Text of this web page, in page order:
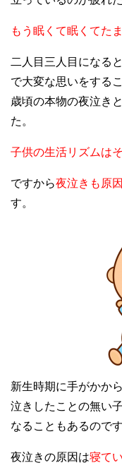
もう眠くて眠くてた
二人目三人目になる
で大変な思いをする
歳頃の本物の夜泣き
た。
子供の生活リズムは
ですから夜泣きも原
す。
新生時期に手がかか
泣きしたことの無い
なることもあるのです
夜泣きの原因は寝て